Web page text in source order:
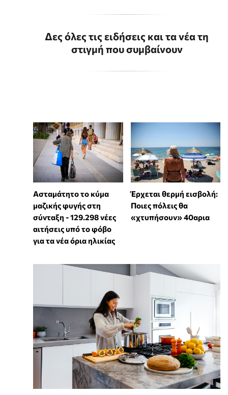
Δες όλες τις ειδήσεις και τα νέα τη
στιγμή που συμβαίνουν
Ασταμάτητο το κύμα
μαζικής φυγής στη
σύνταξη - 129.298 νέες
αιτήσεις υπό το φόβο
για τα νέα όρια ηλικίας
Έρχεται θερμή εισβολή:
Ποιες πόλεις θα
«χτυπήσουν» 40αρια